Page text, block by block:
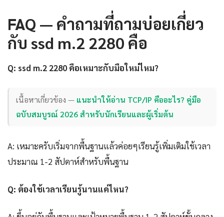
FAQ — คำถามที่ถามบ่อยเกี่ยว
กับ ssd m.2 2280 คือ
Q: ssd m.2 2280 คือเหมาะกับมือใหม่ไหม?
เนื้อหาเกี่ยวข้อง — แนะนำให้อ่าน TCP/IP คืออะไร? คู่มือ
ฉบับสมบูรณ์ 2026 สำหรับนักเรียนและผู้เริ่มต้น
A: เหมาะครับเริ่มจากพื้นฐานแล้วค่อยๆเรียนรู้เพิ่มเติมใช้เวลา
ประมาณ 1-2 สัปดาห์สำหรับพื้นฐาน
Q: ต้องใช้เวลาเรียนรู้นานแค่ไหน?